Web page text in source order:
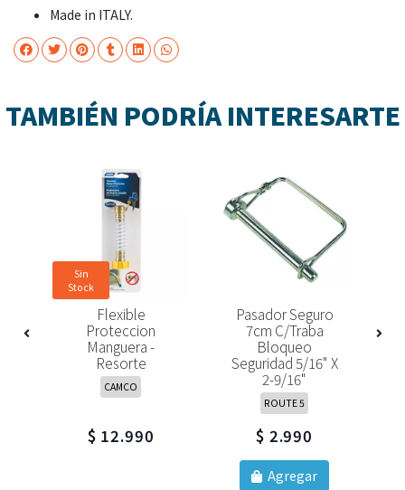
Made in ITALY.
TAMBIÉN PODRÍA INTERESARTE
Sin
Stock
Flexible
Proteccion
Manguera -
Resorte
CAMCO
$ 12.990
Pasador Seguro
7cm C/traba
Bloqueo
Seguridad 5/16" X
2-9/16"
ROUTE 5
$ 2.990
Agregar